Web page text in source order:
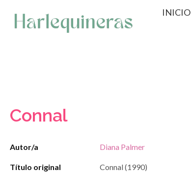
contenido
INICIO
Connal
Autor/a Diana Palmer
Título original Connal (1990)